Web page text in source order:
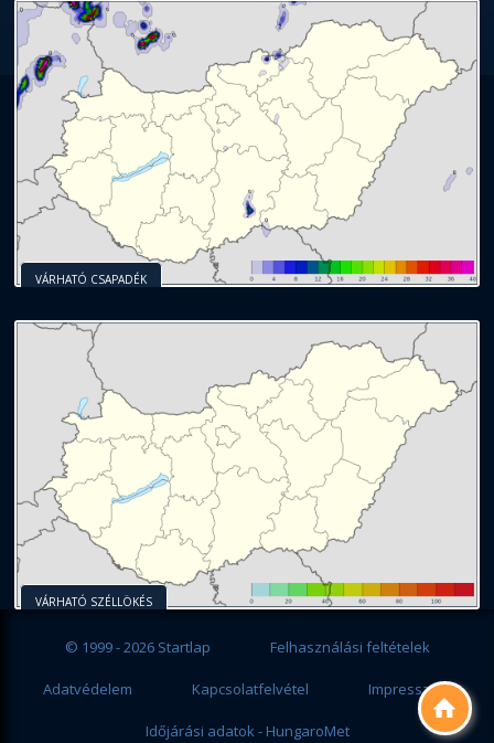

VÁRHATÓ CSAPADÉK
VÁRHATÓ SZÉLLÖKÉS
© 1999 - 2026 Startlap Felhasználási feltételek
Adatvédelem Kapcsolatfelvétel Impresszum
Időjárási adatok - HungaroMet